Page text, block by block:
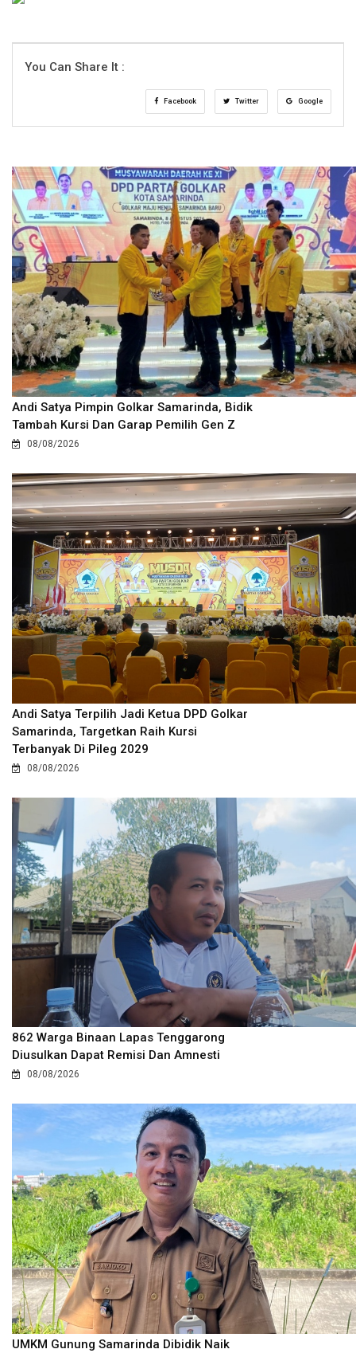
You Can Share It :
Facebook Twitter Google
Andi Satya Pimpin Golkar Samarinda, Bidik
Tambah Kursi Dan Garap Pemilih Gen Z
08/08/2026
Andi Satya Terpilih Jadi Ketua DPD Golkar
Samarinda, Targetkan Raih Kursi
Terbanyak Di Pileg 2029
08/08/2026
862 Warga Binaan Lapas Tenggarong
Diusulkan Dapat Remisi Dan Amnesti
08/08/2026
UMKM Gunung Samarinda Dibidik Naik